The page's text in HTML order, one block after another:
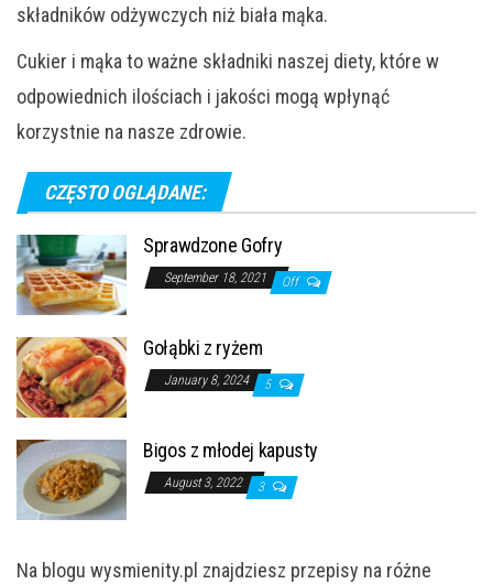
składników odżywczych niż biała mąka.
Cukier i mąka to ważne składniki naszej diety, które w
odpowiednich ilościach i jakości mogą wpłynąć
korzystnie na nasze zdrowie.
CZĘSTO OGLĄDANE:
Sprawdzone Gofry
September 18, 2021 Off
Gołąbki z ryżem
January 8, 2024 5
Bigos z młodej kapusty
August 3, 2022 3
Na blogu wysmienity.pl znajdziesz przepisy na różne